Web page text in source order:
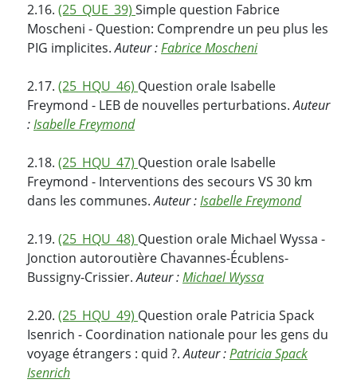
2.16. (25_QUE_39) Simple question Fabrice
Moscheni - Question: Comprendre un peu plus les
PIG implicites.Auteur :Fabrice Moscheni
2.17. (25_HQU_46) Question orale Isabelle
Freymond - LEB de nouvelles perturbations.Auteur
:Isabelle Freymond
2.18. (25_HQU_47) Question orale Isabelle
Freymond - Interventions des secours VS 30 km
dans les communes.Auteur :Isabelle Freymond
2.19. (25_HQU_48) Question orale Michael Wyssa -
Jonction autoroutière Chavannes-Écublens-
Bussigny-Crissier.Auteur :Michael Wyssa
2.20. (25_HQU_49) Question orale Patricia Spack
Isenrich - Coordination nationale pour les gens du
voyage étrangers : quid ?.Auteur :Patricia Spack
Isenrich